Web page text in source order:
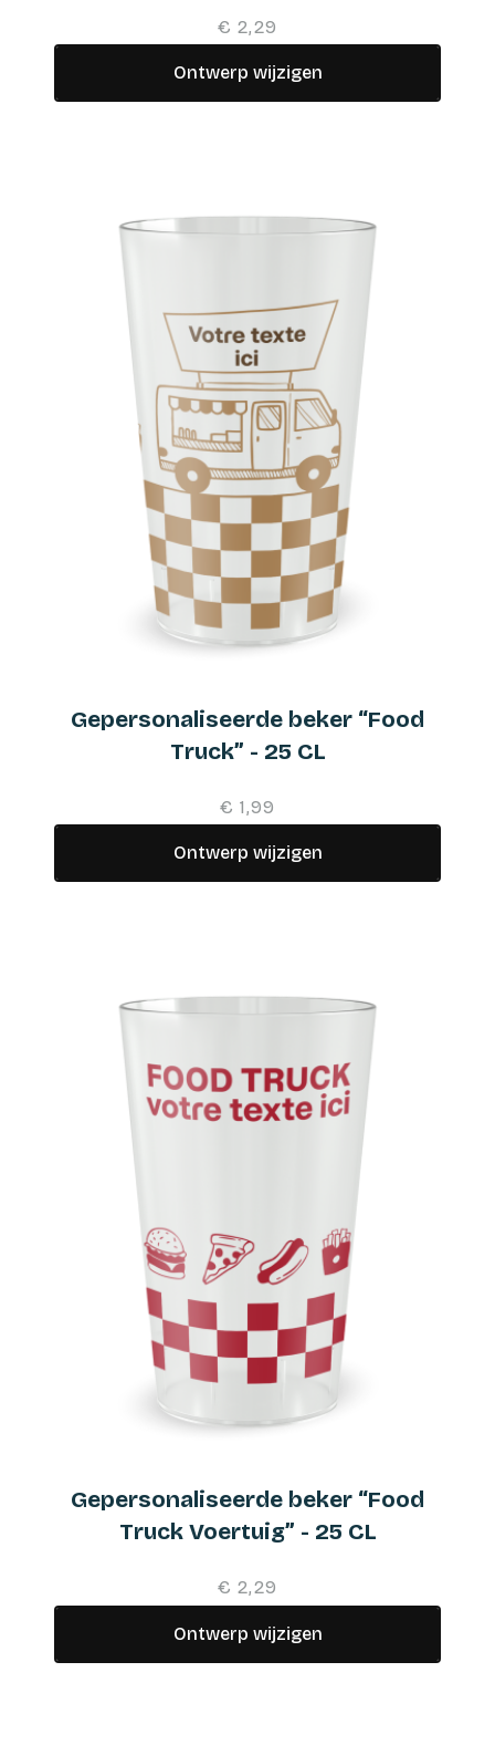
€ 2,29
Ontwerp wijzigen
Gepersonaliseerde beker “Food
Truck” - 25 CL
€ 1,99
Ontwerp wijzigen
Gepersonaliseerde beker “Food
Truck Voertuig” - 25 CL
€ 2,29
Ontwerp wijzigen